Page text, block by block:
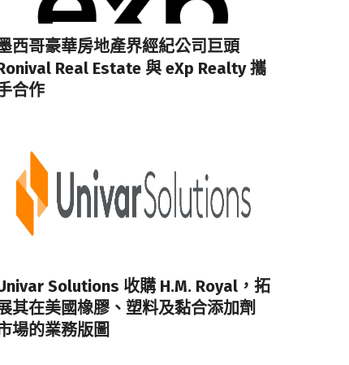
西哥豪華房地產界經紀公司巨頭
Real Estate 與 eXp Realty 攜
合作
Solutions 收購 H.M. Royal，拓
其在美國橡膠、塑料及黏合添加劑
場的業務版圖